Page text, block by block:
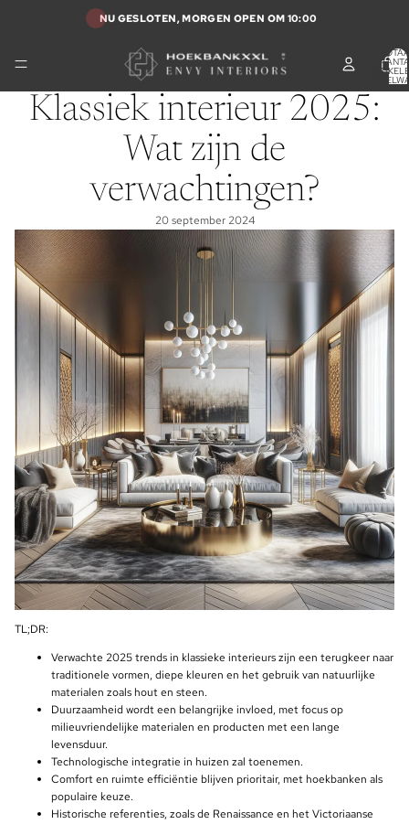
NU GESLOTEN, MORGEN OPEN OM 10:00
Klassiek interieur 2025:
Wat zijn de
verwachtingen?
20 september 2024
TL;DR:
Verwachte 2025 trends in klassieke interieurs zijn een terugkeer naar
traditionele vormen, diepe kleuren en het gebruik van natuurlijke
materialen zoals hout en steen.
Duurzaamheid wordt een belangrijke invloed, met focus op
milieuvriendelijke materialen en producten met een lange
levensduur.
Technologische integratie in huizen zal toenemen.
Comfort en ruimte efficiëntie blijven prioritair, met hoekbanken als
populaire keuze.
Historische referenties, zoals de Renaissance en het Victoriaanse